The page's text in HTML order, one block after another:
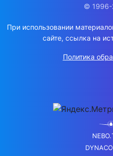
© 1996-
При использовании
сайте, ссылка на
Политика